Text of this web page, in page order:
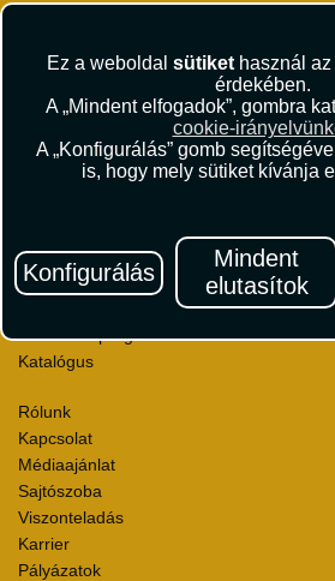
Ez a weboldal sütikethasznál az
érdekében.
A „Mindent elfogadok”, gombra
cookie-
A „Konfigurálás” gomb
is, hogy mely sütiket kívánja
Konfigurálás
Mindent
elutasítok
Utasbiztosítás
Vízumügyintézés
Szállásértékelések
Partnerkedvezmények
Törzsutas program
Katalógus
Rólunk
Kapcsolat
Médiaajánlat
Sajtószoba
Viszonteladás
Karrier
Pályázatok